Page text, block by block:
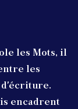
les Mots, il
les
d'écriture.
encadrent